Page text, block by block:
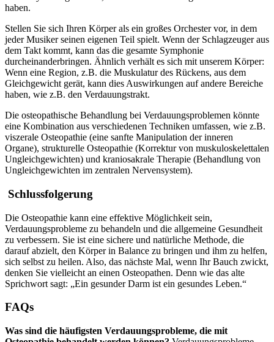
haben.
Stellen Sie sich Ihren Körper als ein großes Orchester vor, in dem
jeder Musiker seinen eigenen Teil spielt. Wenn der Schlagzeuger aus
dem Takt kommt, kann das die gesamte Symphonie
durcheinanderbringen. Ähnlich verhält es sich mit unserem Körper:
Wenn eine Region, z.B. die Muskulatur des Rückens, aus dem
Gleichgewicht gerät, kann dies Auswirkungen auf andere Bereiche
haben, wie z.B. den Verdauungstrakt.
Die osteopathische Behandlung bei Verdauungsproblemen könnte
eine Kombination aus verschiedenen Techniken umfassen, wie z.B.
viszerale Osteopathie (eine sanfte Manipulation der inneren
Organe), strukturelle Osteopathie (Korrektur von muskuloskelettalen
Ungleichgewichten) und kraniosakrale Therapie (Behandlung von
Ungleichgewichten im zentralen Nervensystem).
Schlussfolgerung
Die Osteopathie kann eine effektive Möglichkeit sein,
Verdauungsprobleme zu behandeln und die allgemeine Gesundheit
zu verbessern. Sie ist eine sichere und natürliche Methode, die
darauf abzielt, den Körper in Balance zu bringen und ihm zu helfen,
sich selbst zu heilen. Also, das nächste Mal, wenn Ihr Bauch zwickt,
denken Sie vielleicht an einen Osteopathen. Denn wie das alte
Sprichwort sagt: „Ein gesunder Darm ist ein gesundes Leben.“
FAQs
Was sind die häufigsten Verdauungsprobleme, die mit